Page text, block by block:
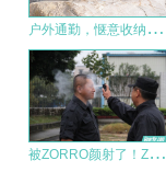
户
外通勤，惬意收纳！塔虎TT 15L模块化单肩包体验
被
ZORRO颜射了！ZORRO个人防护喷雾之初体验